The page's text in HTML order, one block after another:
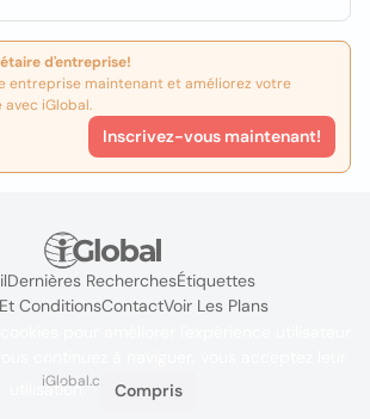
d'entreprise!
entreprise maintenant et améliorez votre
iGlobal.
Inscrivez-vous maintenant!
Dernières RecherchesÉtiquettes
ConditionsContactVoir Les Plans
iGlobal.co @ 2024
continuez à naviguer, vous acceptez leur
utilisation.
Compris